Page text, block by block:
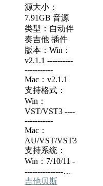
源大小：
7.91GB 音源
类型：自动伴
奏吉他 插件
版本：Win：
v2.1.1 ----------
-----------
Mac：v2.1.1
支持格式：
Win：
VST/VST3 ----
-----------
Mac：
AU/VST/VST3
支持系统：
Win：7/10/11 -
---------------…
吉他贝斯